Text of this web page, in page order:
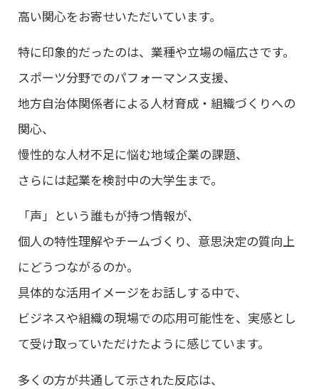
高い関心をお寄せいただいています。
特に印象的だったのは、業種や立場の幅広さです。
スポーツ分野でのパフォーマンス支援、
地方自治体関係者による人材育成・組織づくりへの
関心、
慢性的な人材不足に悩む地域企業の課題、
さらには起業を検討中の大学生まで。
「声」という誰もが持つ情報が、
個人の特性理解やチームづくり、意思決定の質向上
にどうつながるのか。
具体的な活用イメージをお話しする中で、
ビジネスや組織の現場での応用可能性を、実感とし
て受け取っていただけたように感じています。
多くの方が共通して示された反応は、